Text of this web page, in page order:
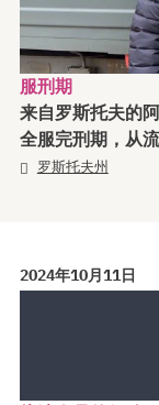
服刑期
来自罗斯托夫的
全服完刑期，从
罗斯托夫州
2024年10月11日